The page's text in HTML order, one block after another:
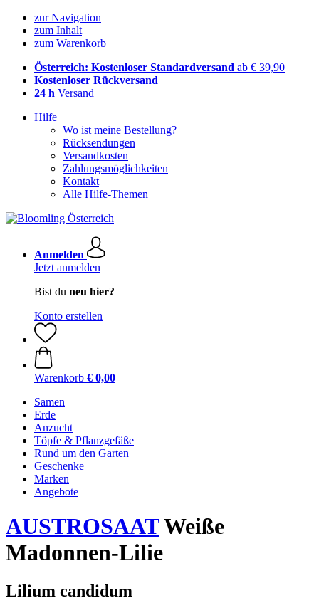
zur Navigation
zum Inhalt
zum Warenkorb
Österreich: Kostenloser Standardversand ab € 39,90
Kostenloser Rückversand
24 h Versand
Hilfe
Wo ist meine Bestellung?
Rücksendungen
Versandkosten
Zahlungsmöglichkeiten
Kontakt
Alle Hilfe-Themen
Anmelden
Jetzt anmelden
Bist du neu hier?
Konto erstellen
Warenkorb € 0,00
Samen
Erde
Anzucht
Töpfe & Pflanzgefäße
Rund um den Garten
Geschenke
Marken
Angebote
AUSTROSAATWeiße
Madonnen-Lilie
Lilium candidum